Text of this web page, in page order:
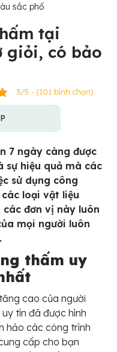
sắc phố
tại
giỏi, có bảo
5/5 - (101 bình chọn)
7 ngày càng được
sự hiệu quả mà các
sử dụng công
loại vật liệu
đơn vị này luôn
mọi người luôn
thấm uy
cao của người
tín đã được hình
hảo các công trình
cấp cho bạn